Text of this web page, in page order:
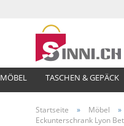
MÖBEL TASCHEN & GEPÄCK
Startseite » Möbel »
Eckunterschrank Lyon